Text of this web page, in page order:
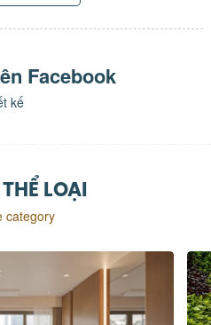
Facebook
kế
LOẠI
category